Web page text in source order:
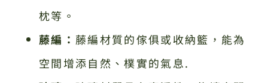
枕等。
藤編： 藤編材質的傢俱或收納籃，能為
空間增添自然、樸實的氣息.